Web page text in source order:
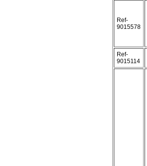
Ref-
9015578
Ref-
9015114